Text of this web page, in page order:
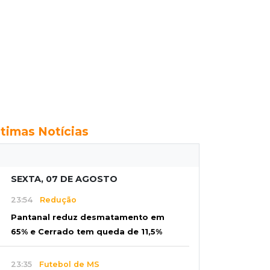
Notícias
SEXTA, 07 DE AGOSTO
23:54 Redução
Pantanal reduz desmatamento em
65% e Cerrado tem queda de 11,5%
23:35 Futebol de MS